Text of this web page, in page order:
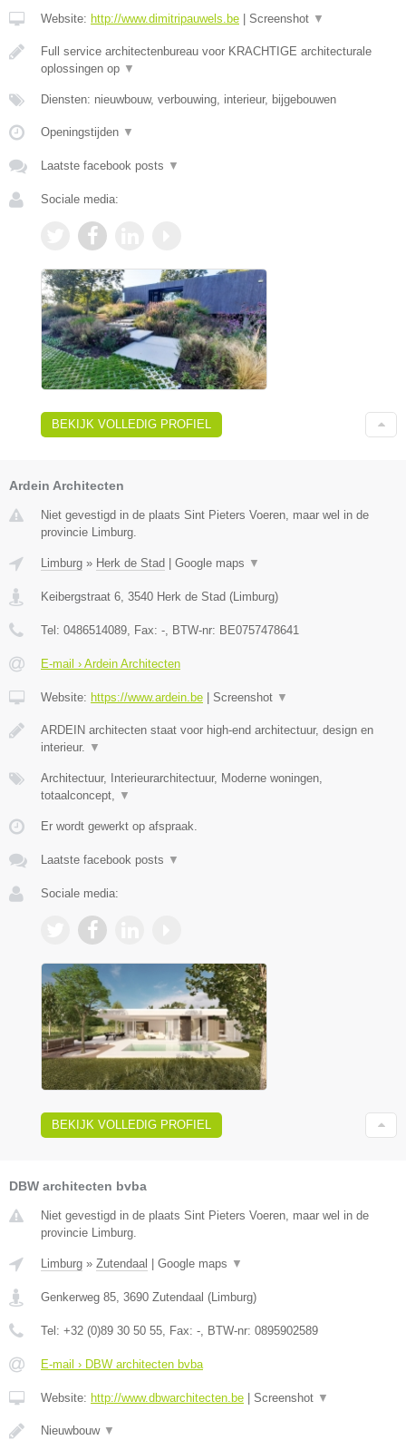
Website: http://www.dimitripauwels.be Screenshot ▼
Full service architectenbureau voor KRACHTIGE architecturale
oplossingen op ▼
Diensten: nieuwbouw, verbouwing, interieur, bijgebouwen
Openingstijden ▼
Laatste facebook posts ▼
Sociale media:
BEKIJK VOLLEDIG PROFIEL
Ardein Architecten
Niet gevestigd in de plaats Sint Pieters Voeren, maar wel in de
provincie Limburg.
Limburg » Herk de Stad Google maps ▼
Keibergstraat 6, 3540 Herk de Stad (Limburg)
Tel: 0486514089, Fax: -, BTW-nr: BE0757478641
E-mail › Ardein Architecten
Website: https://www.ardein.be Screenshot ▼
ARDEIN architecten staat voor high-end architectuur, design en
interieur. ▼
Architectuur, Interieurarchitectuur, Moderne woningen,
totaalconcept, ▼
Er wordt gewerkt op afspraak.
Laatste facebook posts ▼
Sociale media:
BEKIJK VOLLEDIG PROFIEL
DBW architecten bvba
Niet gevestigd in de plaats Sint Pieters Voeren, maar wel in de
provincie Limburg.
Limburg » Zutendaal Google maps ▼
Genkerweg 85 3690 Zutendaal ( Limburg)
Tel: +32 (0)89 30 50 55 , Fax: - , BTW-nr: 0895902589
E-mail › DBW architecten bvba
Website: http://www.dbwarchitecten.be Screenshot ▼
Nieuwbouw ▼